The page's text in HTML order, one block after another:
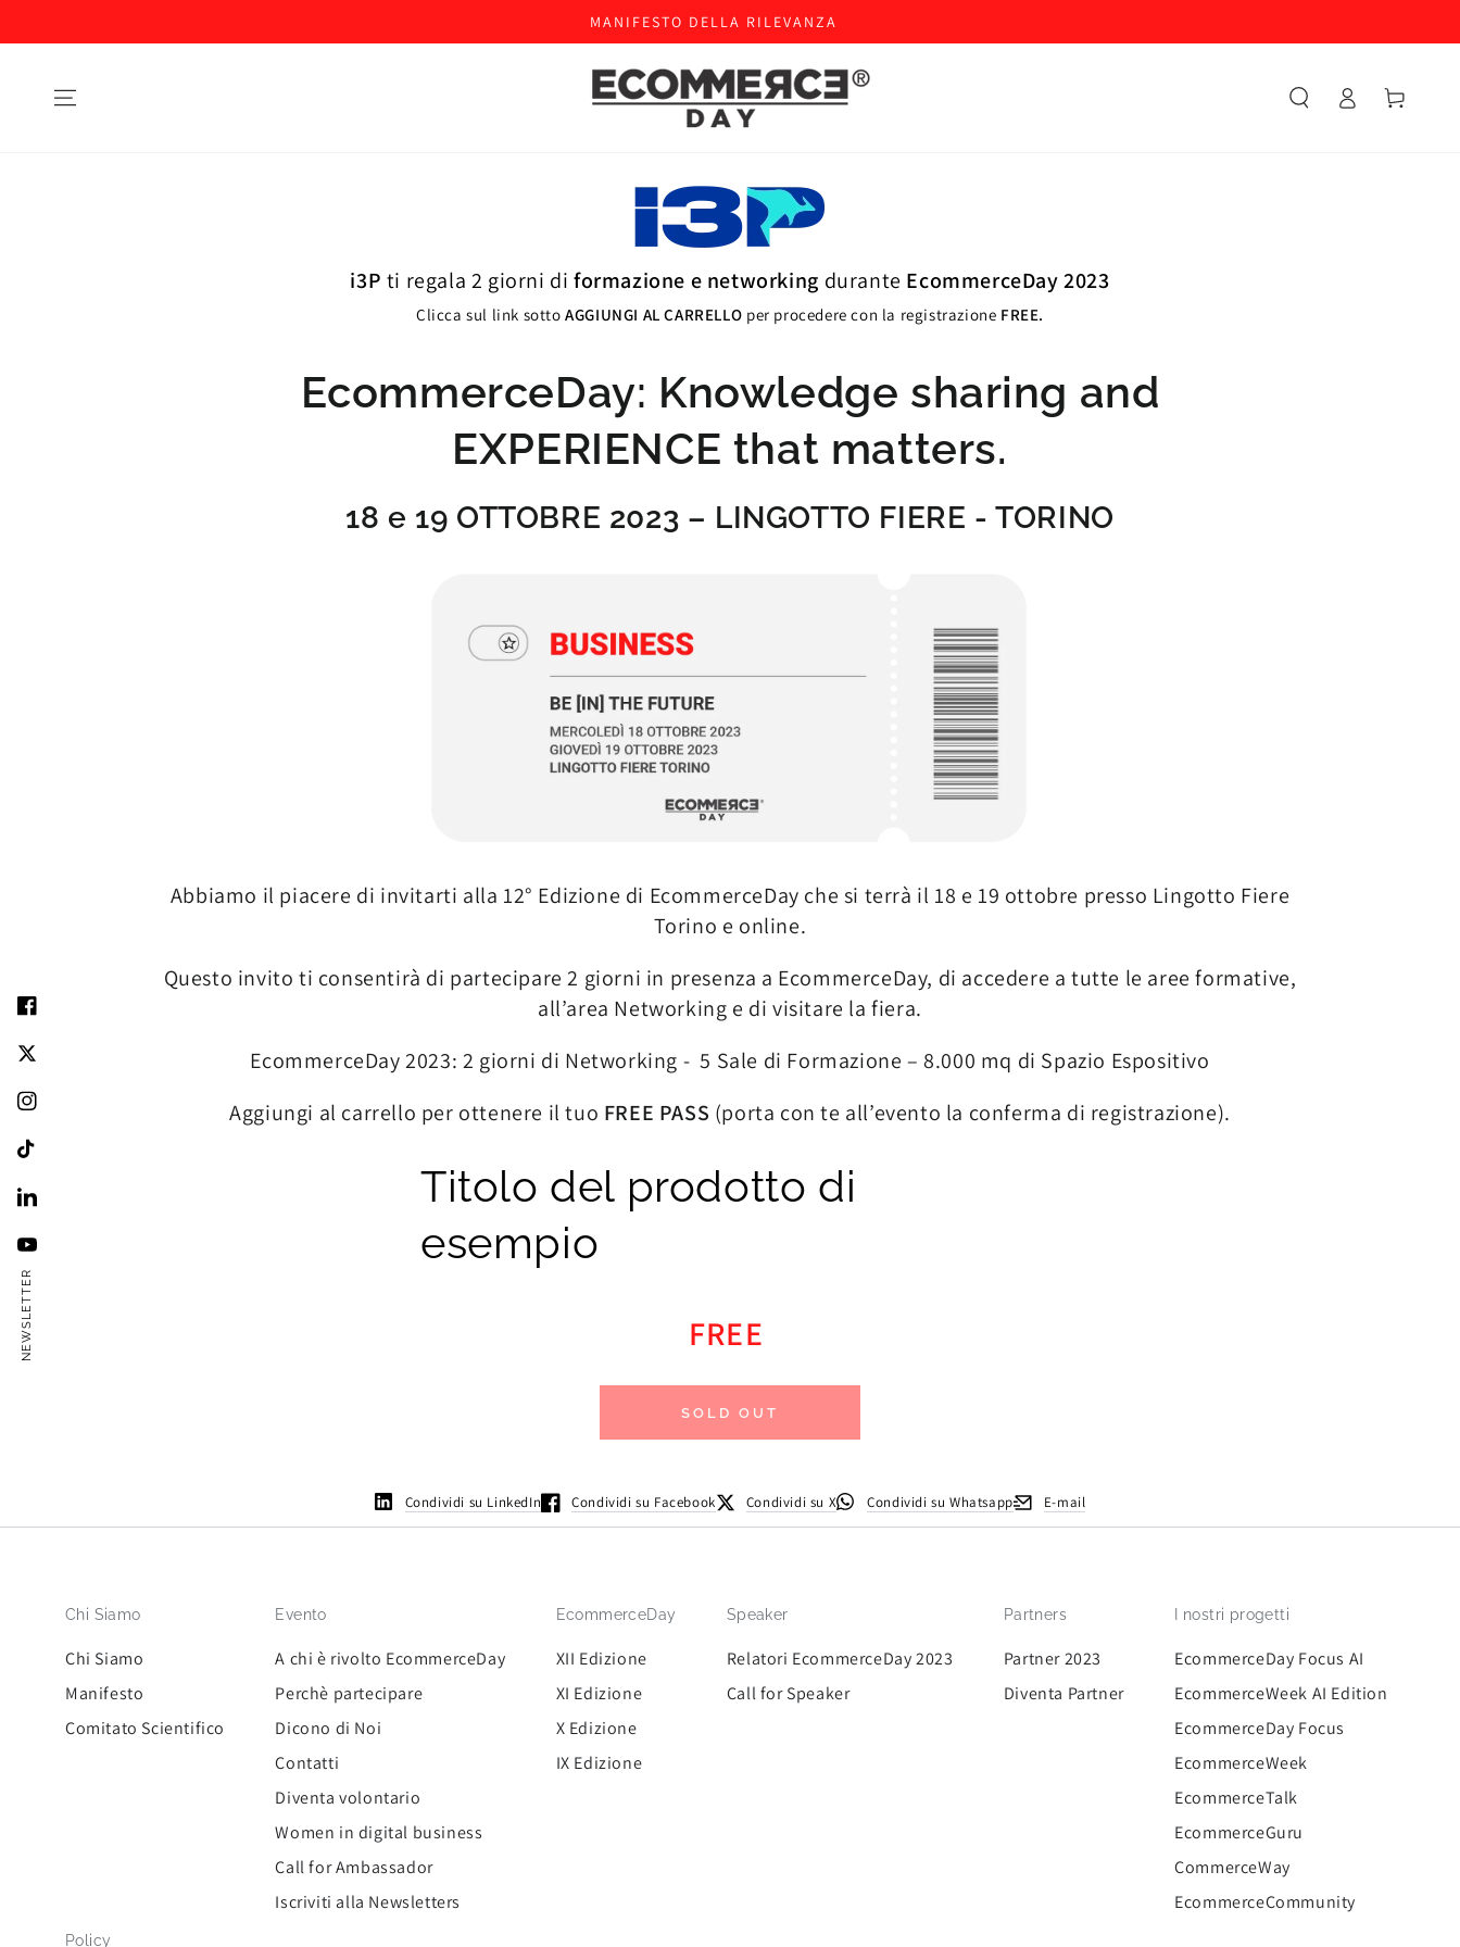
MANIFESTO DELLA RILEVANZA
Accesso Carello
i3P ti regala 2 giorni di formazione e networking durante EcommerceDay 2023
Clicca sul link sotto AGGIUNGI AL CARRELLO per procedere con la registrazione FREE.
EcommerceDay: Knowledge sharing and
EXPERIENCE that matters.
18 e 19 OTTOBRE 2023 – LINGOTTO FIERE - TORINO
Abbiamo il piacere di invitarti alla 12° Edizione di EcommerceDay che si terrà il 18 e 19 ottobre presso Lingotto Fiere
Torino e online.
Questo invito ti consentirà di partecipare 2 giorni in presenza a EcommerceDay, di accedere a tutte le aree formative,
all’area Networking e di visitare la fiera.
EcommerceDay 2023: 2 giorni di Networking - 5 Sale di Formazione – 8.000 mq di Spazio Espositivo
Aggiungi al carrello per ottenere il tuo FREE PASS (porta con te all’evento la conferma di registrazione).
Titolo del prodotto di
esempio
FREE
SOLD OUT
Condividi su LinkedIn Condividi su Facebook Condividi su X Condividi su Whatsapp E-mail
Chi Siamo
Chi Siamo
Manifesto
Comitato Scientifico
Evento
A chi è rivolto EcommerceDay
Perchè partecipare
Dicono di Noi
Contatti
Diventa volontario
Women in digital business
Call for Ambassador
Iscriviti alla Newsletters
EcommerceDay
XII Edizione
XI Edizione
X Edizione
IX Edizione
Speaker
Relatori EcommerceDay 2023
Call for Speaker
Partners
Partner 2023
Diventa Partner
I nostri progetti
EcommerceDay Focus AI
EcommerceWeek AI Edition
EcommerceDay Focus
EcommerceWeek
EcommerceTalk
EcommerceGuru
CommerceWay
EcommerceCommunity
Policy
NEWSLETTER